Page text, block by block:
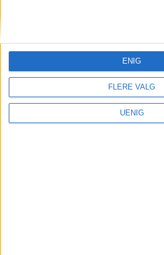
FLERE VALG
UENIG
ENIG
redaktor@vartoslo.no,tlf:
TIPS OSS
tips@vartoslo.no
ABONNEMENT